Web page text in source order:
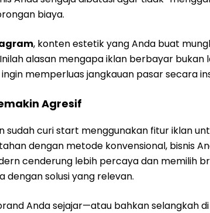
biaya.
, konten estetik yang Anda buat
alasan mengapa iklan berbayar bukan
memperluas jangkauan pasar secara
Agresif
sudah curi start menggunakan fitur iklan
dengan metode konvensional, bisnis
cenderung lebih percaya dan memilih
solusi yang relevan.
Anda sejajar—atau bahkan selangkah